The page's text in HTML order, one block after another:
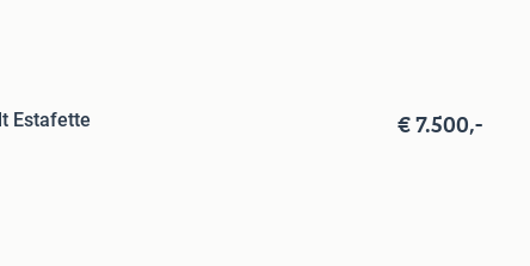
Estafette € 7.500,-